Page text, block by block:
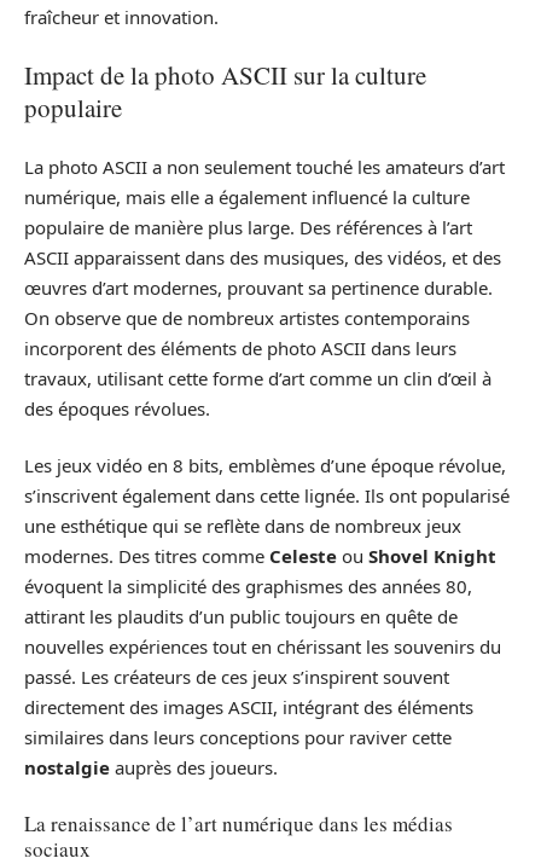
fraîcheur et innovation.
Impact de la photo ASCII sur la culture
populaire
La photo ASCII a non seulement touché les amateurs d’art
numérique, mais elle a également influencé la culture
populaire de manière plus large. Des références à l’art
ASCII apparaissent dans des musiques, des vidéos, et des
œuvres d’art modernes, prouvant sa pertinence durable.
On observe que de nombreux artistes contemporains
incorporent des éléments de photo ASCII dans leurs
travaux, utilisant cette forme d’art comme un clin d’œil à
des époques révolues.
Les jeux vidéo en 8 bits, emblèmes d’une époque révolue,
s’inscrivent également dans cette lignée. Ils ont popularisé
une esthétique qui se reflète dans de nombreux jeux
modernes. Des titres comme Celeste ou Shovel Knight
évoquent la simplicité des graphismes des années 80,
attirant les plaudits d’un public toujours en quête de
nouvelles expériences tout en chérissant les souvenirs du
passé. Les créateurs de ces jeux s’inspirent souvent
directement des images ASCII, intégrant des éléments
similaires dans leurs conceptions pour raviver cette
nostalgie auprès des joueurs.
La renaissance de l’art numérique dans les médias
sociaux